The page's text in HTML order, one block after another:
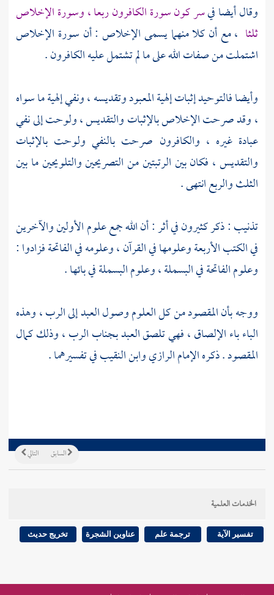
وقال أيضا فيسر كون سورة الكافرون ربعا ، وسورة الإخلاص
ثلثا ، مع أن كلا منهما يسمى الإخلاص : أن سورة الإخلاص
اشتملت من صفات الله على ما لم تشتمل عليه الكافرون .
وأيضا فالتوحيد إثبات إلهية المعبود وتقديسه ، ونفي إلهية ما سواه
، وقد صرحت الإخلاص بالإثبات والتقديس ، ولوحت إلى نفي
عبادة غيره ، والكافرون صرحت بالنفي ولوحت بالإثبات
والتقديس ، فكان بين الرتبتين من التصريحين والتلويحين ما بين
الثلث والربع انتهى .
تذنيب : ذكر كثيرون في أثر : أن الله جمع علوم الأولين والآخرين
في الكتب الأربعة وعلومها في القرآن ، وعلومه في الفاتحة فزادوا :
وعلوم الفاتحة في البسملة ، وعلوم البسملة في بائها .
ووجه بأن المقصود من كل العلوم وصول العبد إلى الرب ، وهذه
الباء باء الإلصاق ، فهي تلصق العبد بجناب الرب ، وذلك كمال
المقصود . ذكرهالإمام الرازيوابن النقيبفي تفسيرهما .
التالي السابق
الخدمات العلمية
تفسير الآية ترجمة علم عناوين الشجرة تخريج حديث